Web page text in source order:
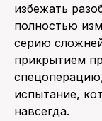
избежать
полностью
серию
прикрытием
испытание,
навсегда.